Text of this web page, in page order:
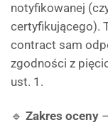
notyfikowanej
certyfikującego).
contract sam
zgodności z
ust. 1.
🔹 Zakres oceny